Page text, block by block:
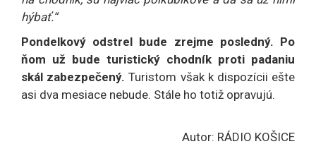
hýbať.“
Pondelkový odstrel bude zrejme posledný. Po
ňom už bude turistický chodník proti padaniu
skál zabezpečený.Turistom však k dispozícii ešte
asi dva mesiace nebude. Stále ho totiž opravujú.
Autor: RÁDIO KOŠICE